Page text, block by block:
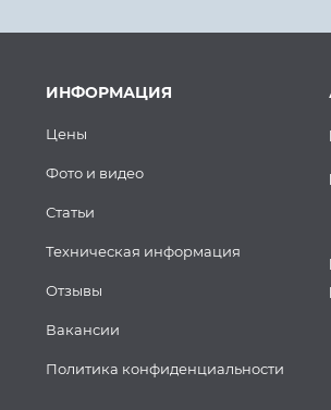
ИНФОРМАЦИЯ
Цены
Фото и видео
Статьи
Техническая информация
Отзывы
Вакансии
Политика конфиденциальности